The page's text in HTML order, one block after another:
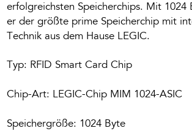
erfolgreichsten Speicherchips. Mit 1024
er der größte prime Speicherchip mit
Technik aus dem Hause LEGIC.
Typ: RFID Smart Card Chip
Chip-Art: LEGIC-Chip MIM 1024-ASIC
Speichergröße: 1024 Byte